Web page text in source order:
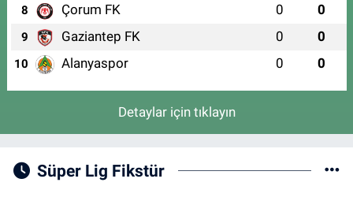
8 Çorum FK 0 0
9 Gaziantep FK 0 0
10 Alanyaspor 0 0
Detaylar için tıklayın
Süper Lig Fikstür